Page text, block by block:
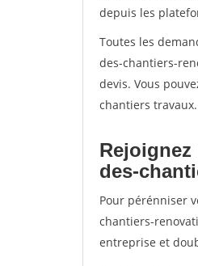
depuis les
Toutes les
des-chantiers-
devis. Vous
chantiers travaux.
des-
Pour pérénniser
chantiers-
entreprise et